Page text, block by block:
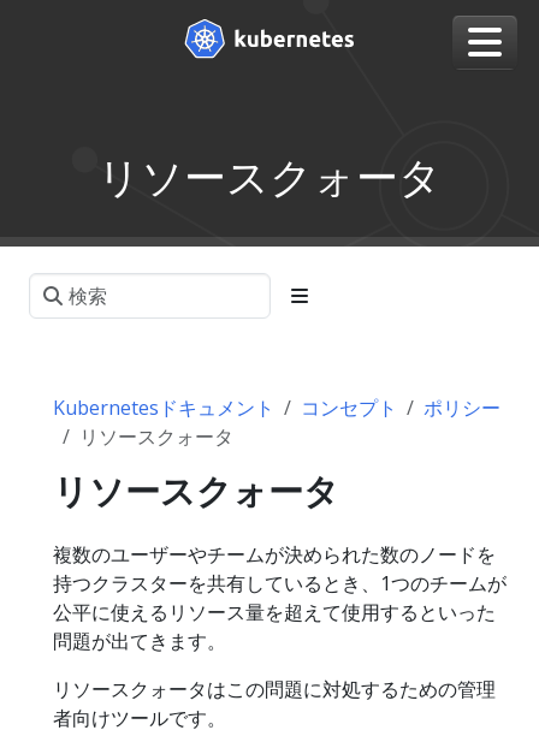
リソースクォータ
Kubernetesドキュメント コンセプト
ポリシー
リソースクォータ
リソースクォータ
複数のユーザーやチームが決められた数のノードを
持つクラスターを共有しているとき、1つのチームが
公平に使えるリソース量を超えて使用するといった
問題が出てきます。
リソースクォータはこの問題に対処するための管理
者向けツールです。